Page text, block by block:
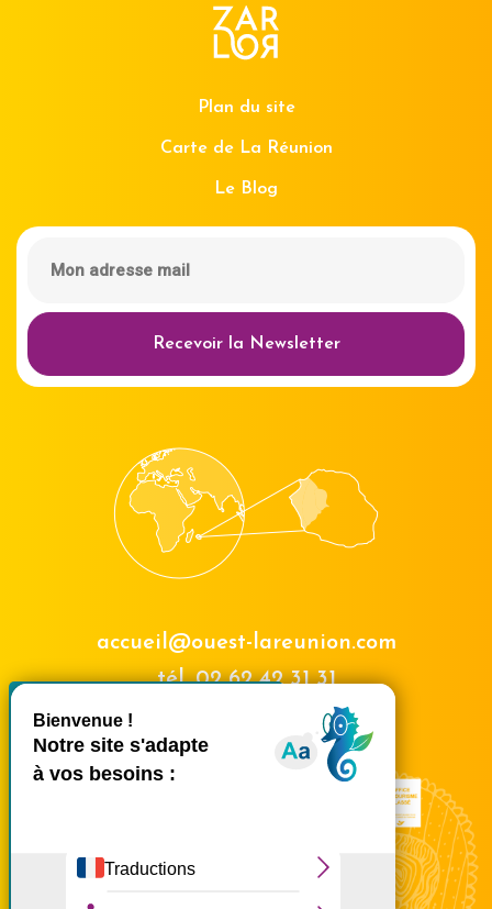
Masquer le
Plan du site
Carte de La Réunion
Le Blog
Recevoir la Newsletter
accueil@ouest-lareunion.com
tél.02 62 42 31 31
Nous rencontrer